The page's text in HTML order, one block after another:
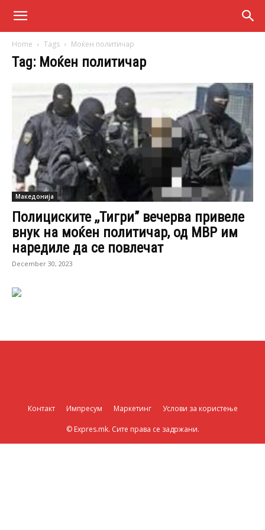
Home Tags Моќен политичар
Tag: Моќен политичар
Македонија
Полициските ,,Тигри” вечерва привеле
внук на моќен политичар, од МВР им
наредиле да се повлечат
December 30, 2023
Контакт Импресум Маркетинг Услови за користење
© Expres.mk. Сите права се задржани.